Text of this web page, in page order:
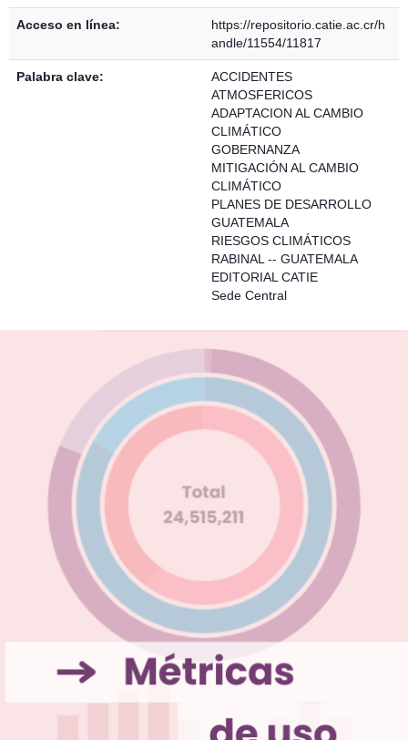
Acceso en línea:
https://repositorio.catie.ac.cr/h
andle/11554/11817
Palabra clave:
ACCIDENTES
ATMOSFERICOS
ADAPTACION AL CAMBIO
CLIMÁTICO
GOBERNANZA
MITIGACIÓN AL CAMBIO
CLIMÁTICO
PLANES DE DESARROLLO
GUATEMALA
RIESGOS CLIMÁTICOS
RABINAL -- GUATEMALA
EDITORIAL CATIE
Sede Central